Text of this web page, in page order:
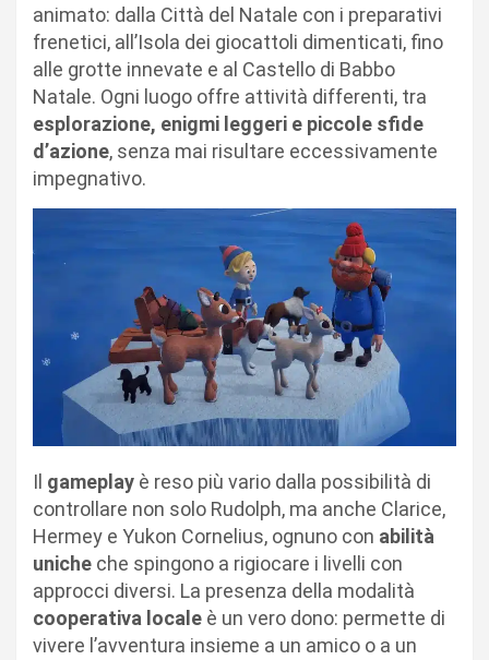
animato: dalla Città del Natale con i preparativi
frenetici, all’Isola dei giocattoli dimenticati, fino
alle grotte innevate e al Castello di Babbo
Natale. Ogni luogo offre attività differenti, tra
esplorazione, enigmi leggeri e piccole sfide
d’azione, senza mai risultare eccessivamente
impegnativo.
Il gameplay è reso più vario dalla possibilità di
controllare non solo Rudolph, ma anche Clarice,
Hermey e Yukon Cornelius, ognuno con abilità
uniche che spingono a rigiocare i livelli con
approcci diversi. La presenza della modalità
cooperativa locale è un vero dono: permette di
vivere l’avventura insieme a un amico o a un